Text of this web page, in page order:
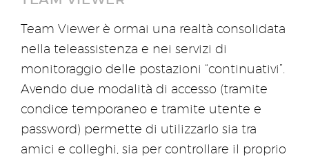
Team Viewer è ormai una realtà consolidata
nella teleassistenza e nei servizi di
monitoraggio delle postazioni “continuativi”.
Avendo due modalità di accesso (tramite
condice temporaneo e tramite utente e
password) permette di utilizzarlo sia tra
amici e colleghi, sia per controllare il proprio